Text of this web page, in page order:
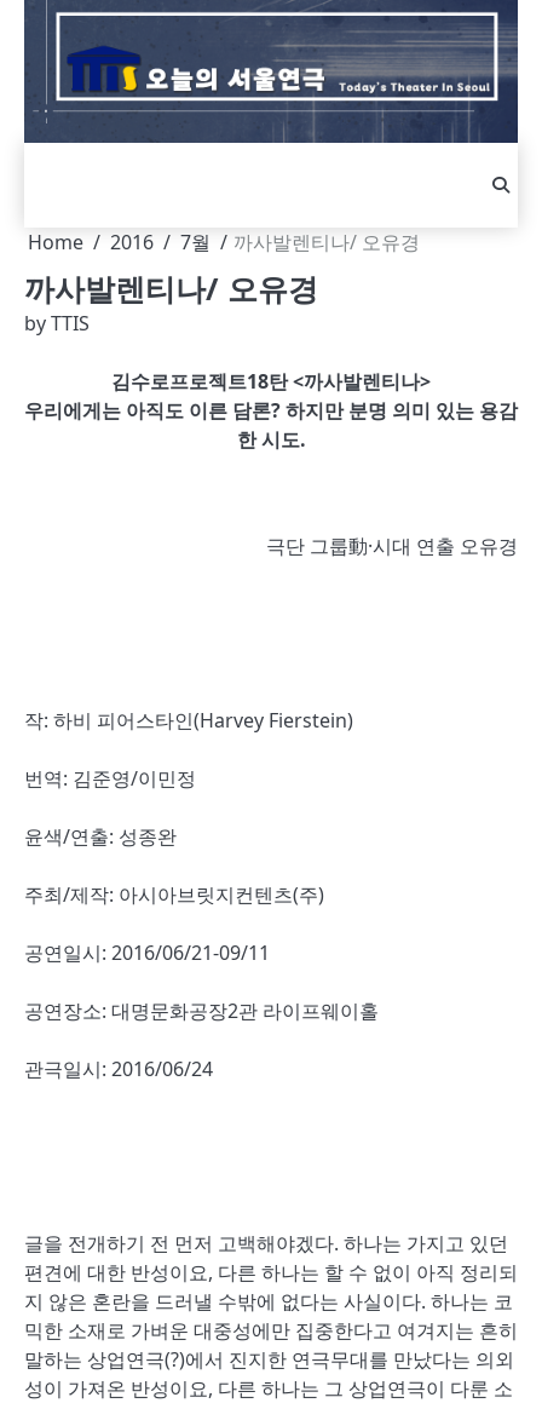
Skip
content
Home 2016 7월 까사발렌티나/ 오유경
까사발렌티나/ 오유경
byTTIS
김수로프로젝트18탄<까사발렌티나>
우리에게는 아직도 이른 담론? 하지만 분명 의미 있는 용감
한 시도.
극단 그룹動·시대 연출 오유경
작: 하비 피어스타인(Harvey Fierstein)
번역: 김준영/이민정
윤색/연출: 성종완
주최/제작: 아시아브릿지컨텐츠(주)
공연일시: 2016/06/21-09/11
공연장소: 대명문화공장2관 라이프웨이홀
관극일시: 2016/06/24
글을 전개하기 전 먼저 고백해야겠다. 하나는 가지고 있던
편견에 대한 반성이요, 다른 하나는 할 수 없이 아직 정리되
지 않은 혼란을 드러낼 수밖에 없다는 사실이다. 하나는 코
믹한 소재로 가벼운 대중성에만 집중한다고 여겨지는 흔히
말하는 상업연극(?)에서 진지한 연극무대를 만났다는 의외
성이 가져온 반성이요, 다른 하나는 그 상업연극이 다룬 소